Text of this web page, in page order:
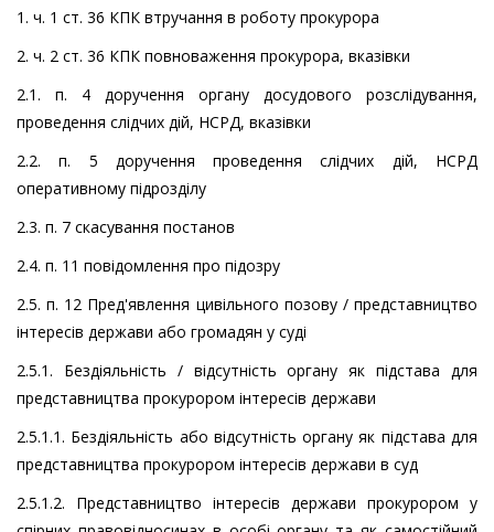
1. ч. 1 ст. 36 КПК втручання в роботу прокурора
2. ч. 2 ст. 36 КПК повноваження прокурора, вказівки
2.1. п. 4 доручення органу досудового розслідування,
проведення слідчих дій, НСРД, вказівки
2.2. п. 5 доручення проведення слідчих дій, НСРД
оперативному підрозділу
2.3. п. 7 скасування постанов
2.4. п. 11 повідомлення про підозру
2.5. п. 12 Пред'явлення цивільного позову / представництво
інтересів держави або громадян у суді
2.5.1. Бездіяльність / відсутність органу як підстава для
представництва прокурором інтересів держави
2.5.1.1. Бездіяльність або відсутність органу як підстава для
представництва прокурором інтересів держави в суд
2.5.1.2. Представництво інтересів держави прокурором у